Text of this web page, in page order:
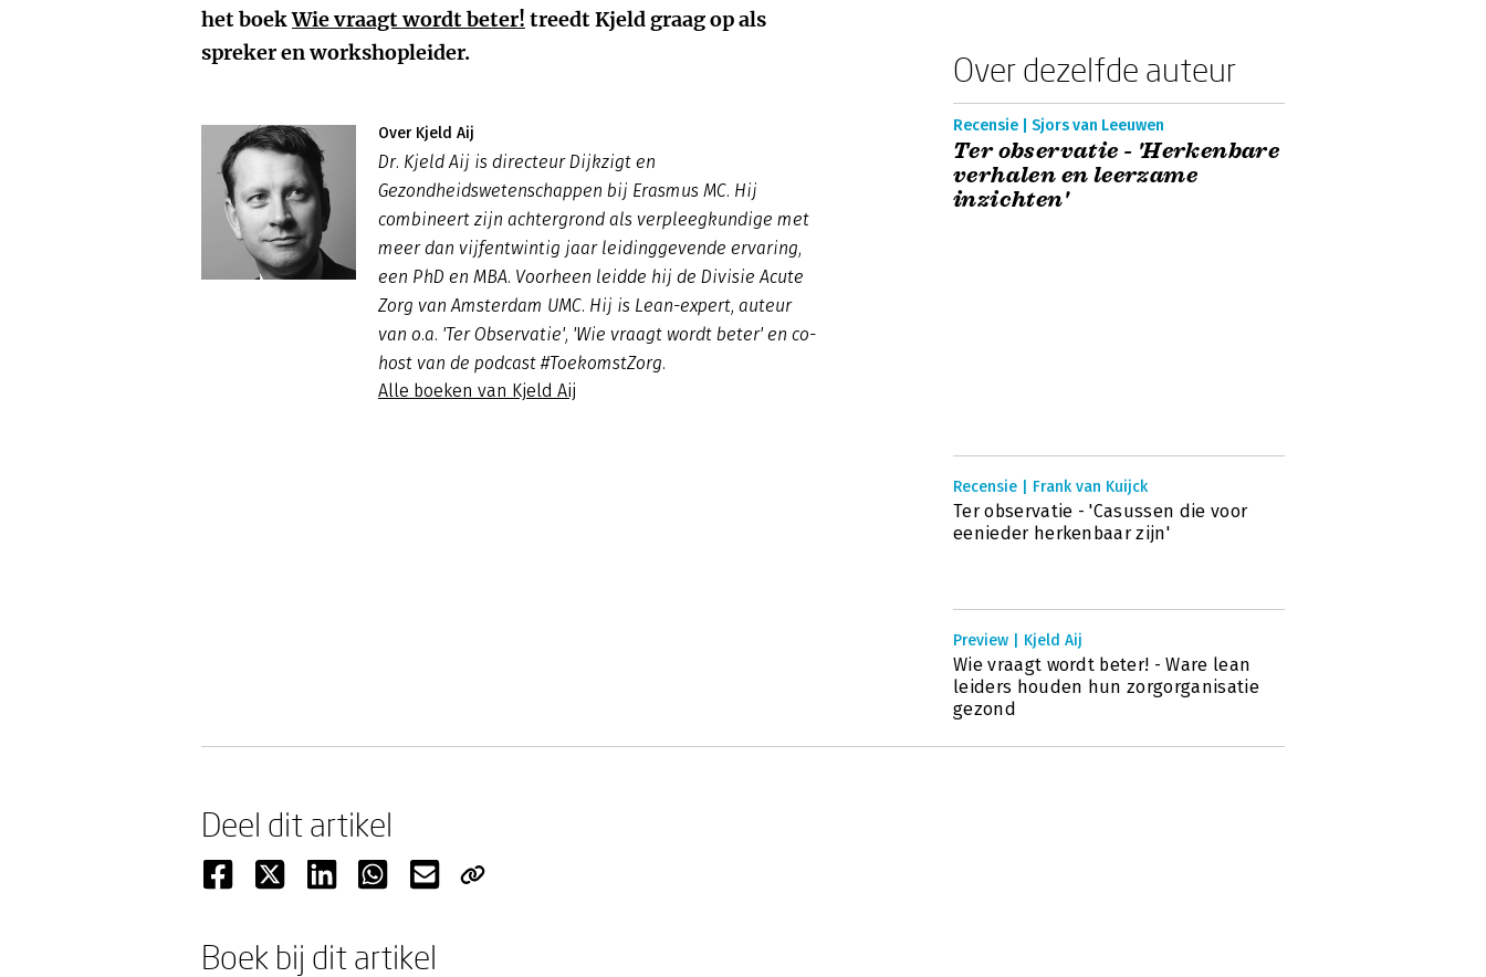
het boekWie vraagt wordt beter! treedt Kjeld graag op als
spreker en workshopleider.
Over Kjeld Aij
Dr. Kjeld Aij is directeur Dijkzigt en
Gezondheidswetenschappen bij Erasmus MC. Hij
combineert zijn achtergrond als verpleegkundige met
meer dan vijfentwintig jaar leidinggevende ervaring,
een PhD en MBA. Voorheen leidde hij de Divisie Acute
Zorg van Amsterdam UMC. Hij is Lean-expert, auteur
van o.a. 'Ter Observatie', 'Wie vraagt wordt beter' en co-
host van de podcast #ToekomstZorg.
Alle boeken van Kjeld Aij
Over dezelfde auteur
Recensie | Sjors van Leeuwen
Ter observatie - 'Herkenbare
verhalen en leerzame
inzichten'
Recensie | Frank van Kuijck
Ter observatie - 'Casussen die voor
eenieder herkenbaar zijn'
Preview | Kjeld Aij
Wie vraagt wordt beter! - Ware lean
leiders houden hun zorgorganisatie
gezond
Deel dit artikel
Boek bij dit artikel